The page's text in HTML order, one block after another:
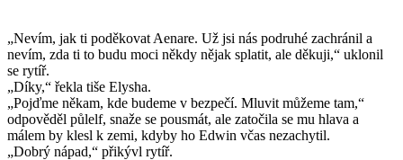
„Nevím, jak ti poděkovat Aenare. Už jsi nás podruhé zachránil a
nevím, zda ti to budu moci někdy nějak splatit, ale děkuji,“ uklonil
se rytíř.
„Díky,“ řekla tiše Elysha.
„Pojďme někam, kde budeme v bezpečí. Mluvit můžeme tam,“
odpověděl půlelf, snaže se pousmát, ale zatočila se mu hlava a
málem by klesl k zemi, kdyby ho Edwin včas nezachytil.
„Dobrý nápad,“ přikývl rytíř.